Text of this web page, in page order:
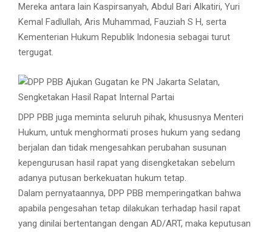
Mereka antara lain Kaspirsanyah, Abdul Bari Alkatiri, Yuri
Kemal Fadlullah, Aris Muhammad, Fauziah S H, serta
Kementerian Hukum Republik Indonesia sebagai turut
tergugat.
DPP PBB juga meminta seluruh pihak, khususnya Menteri
Hukum, untuk menghormati proses hukum yang sedang
berjalan dan tidak mengesahkan perubahan susunan
kepengurusan hasil rapat yang disengketakan sebelum
adanya putusan berkekuatan hukum tetap.
Dalam pernyataannya, DPP PBB memperingatkan bahwa
apabila pengesahan tetap dilakukan terhadap hasil rapat
yang dinilai bertentangan dengan AD/ART, maka keputusan